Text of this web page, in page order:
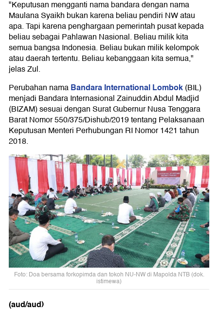
"Keputusan mengganti nama bandara dengan nama
Maulana Syaikh bukan karena beliau pendiri NW atau
apa. Tapi karena penghargaan pemerintah pusat kepada
beliau sebagai Pahlawan Nasional. Beliau milik kita
semua bangsa Indonesia. Beliau bukan milik kelompok
atau daerah tertentu. Beliau kebanggaan kita semua,"
jelas Zul.
Perubahan namaBandara International Lombok(BIL)
menjadi Bandara Internasional Zainuddin Abdul Madjid
(BIZAM) sesuai dengan Surat Gubernur Nusa Tenggara
Barat Nomor 550/375/Dishub/2019 tentang Pelaksanaan
Keputusan Menteri Perhubungan RI Nomor 1421 tahun
2018.
Foto: Doa bersama forkopimda dan tokoh NU-NW di Mapolda NTB (dok.
istimewa)
(aud/aud)